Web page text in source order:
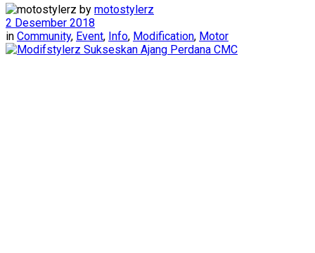
by motostylerz
2 Desember 2018
in Community, Event, Info, Modification, Motor